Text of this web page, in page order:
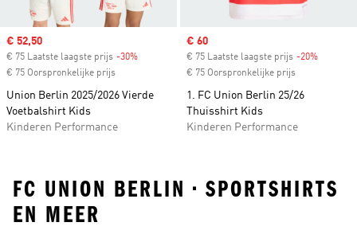
Sale price
€ 52,50
€ 75 Laatste laagste prijs -30%
€ 75 Oorspronkelijke prijs
Union Berlin 2025/2026 Vierde
Voetbalshirt Kids
Kinderen Performance
Sale price
€ 60
€ 75 Laatste laagste prijs -20%
€ 75 Oorspronkelijke prijs
1. FC Union Berlin 25/26
Thuisshirt Kids
Kinderen Performance
FC UNION BERLIN • SPORTSHIRTS
EN MEER